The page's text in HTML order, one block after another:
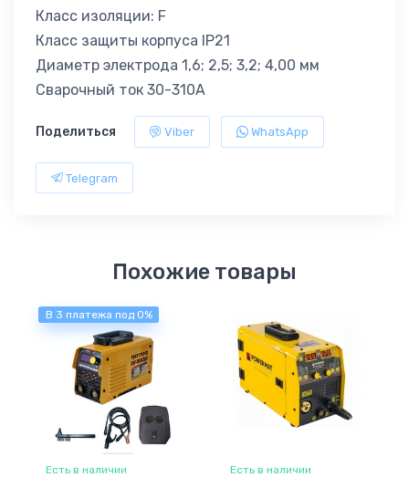
Класс изоляции: F
Класс защиты корпуса IP21
Диаметр электрода 1,6; 2,5; 3,2; 4,00 мм
Сварочный ток 30-310А
Поделиться Viber WhatsApp
Telegram
Похожие товары
В 3 платежа под 0%
Есть в наличии Есть в наличии